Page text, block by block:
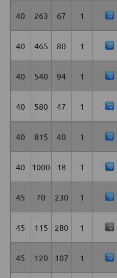
40 263 67 1
40 465 80 1
40 540 94 1
40 580 47 1
40 815 40 1
40 1000 18 1
45 70 230 1
45 115 280 1
45 120 107 1